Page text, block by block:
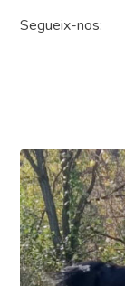
Segueix-nos: